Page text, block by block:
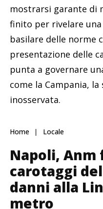
mostrarsi garante di
finito per rivelare una
basilare delle norme
presentazione delle
punta a governare
come la Campania,
inosservata.
Home Locale
Napoli, Anm
carotaggi
danni alla
metro